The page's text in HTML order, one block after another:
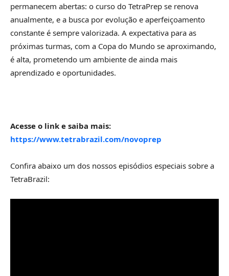
permanecem abertas: o curso do TetraPrep se renova
anualmente, e a busca por evolução e aperfeiçoamento
constante é sempre valorizada. A expectativa para as
próximas turmas, com a Copa do Mundo se aproximando,
é alta, prometendo um ambiente de ainda mais
aprendizado e oportunidades.
Acesse o link e saiba mais:
https://www.tetrabrazil.com/novoprep
Confira abaixo um dos nossos episódios especiais sobre a
TetraBrazil: